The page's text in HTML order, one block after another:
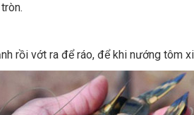
rồi vớt ra để ráo, để khi nướng tôm